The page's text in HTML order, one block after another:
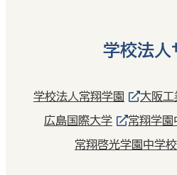
学校法人
学校法人常翔学園 大阪工
広島国際大学 常翔学園
常翔啓光学園中学校